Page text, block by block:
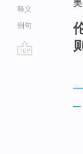
释义
例句
美